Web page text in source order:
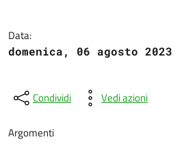
Data:
domenica, 06 agosto 2023
Condividi Vedi azioni
Argomenti